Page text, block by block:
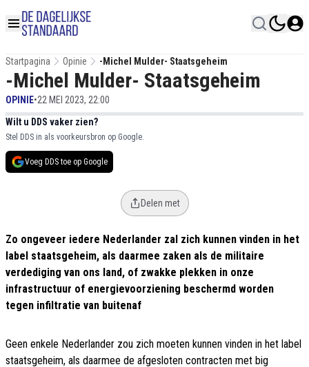
Startpagina Opinie -Michel Mulder- Staatsgeheim
-Michel Mulder- Staatsgeheim
OPINIE•22 MEI 2023, 22:00
Wilt u DDS vaker zien?
Stel DDS in als voorkeursbron op Google.
Voeg DDS toe op Google
Delen met
Zo ongeveer iedere Nederlander zal zich kunnen vinden in het
label staatsgeheim, als daarmee zaken als de militaire
verdediging van ons land, of zwakke plekken in onze
infrastructuur of energievoorziening beschermd worden
tegen infiltratie van buitenaf
Geen enkele Nederlander zou zich moeten kunnen vinden in het label
staatsgeheim, als daarmee de afgesloten contracten met big